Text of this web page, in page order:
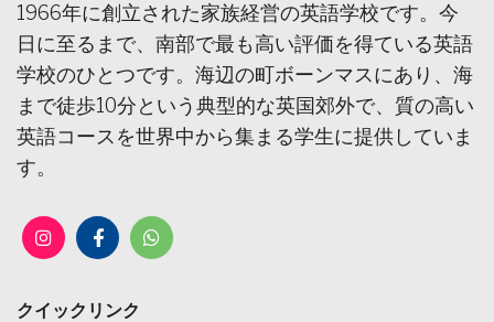
1966年に創立された家族経営の英語学校です。今
日に至るまで、南部で最も高い評価を得ている英語
学校のひとつです。海辺の町ボーンマスにあり、海
まで徒歩10分という典型的な英国郊外で、質の高い
英語コースを世界中から集まる学生に提供していま
す。
クイックリンク